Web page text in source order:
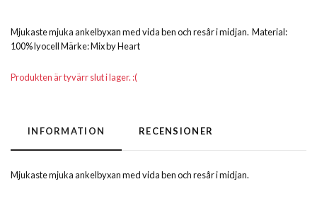
Mjukaste mjuka ankelbyxan med vida ben och resår i midjan. Material:
100% lyocell Märke: Mix by Heart
Produkten är tyvärr slut i lager. :(
INFORMATION RECENSIONER
Mjukaste mjuka ankelbyxan med vida ben och resår i midjan.